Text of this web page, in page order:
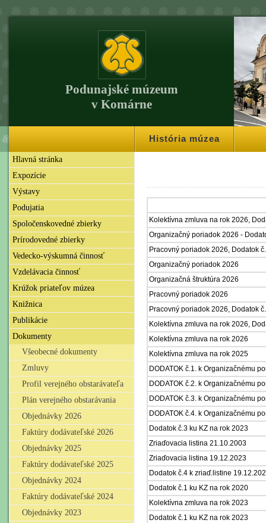
Podunajské múzeum
v Komárne
História múzea
Hlavná stránka
Expozície
Výstavy
Podujatia
Spoločenskovedné zbierky
Prírodovedné zbierky
Vedecko-výskumná činnosť
Vzdelávacia činnosť
Krúžok priateľov múzea
Knižnica
Publikácie
Dokumenty
Všeobecné dokumenty
Zmluvy
Profil verejného obstarávateľa
Plán verejného obstarávania
Objednávky 2026
Faktúry dodávateľské 2026
Objednávky 2025
Faktúry dodávateľské 2025
Objednávky 2024
Faktúry dodávateľské 2024
Objednávky 2023
Kolektívna zmluva na rok 2026,
Organizačný poriadok 2026 -
Pracovný poriadok 2026, Dodatok
Organizačný poriadok 2026
Organizačná štruktúra 2026
Pracovný poriadok 2026
Pracovný poriadok 2026, Dodatok
Kolektívna zmluva na rok 2026,
Kolektívna zmluva na rok 2026
Kolektívna zmluva na rok 2025
DODATOK č.1. k Organizačnému
DODATOK č.2. k Organizačnému
DODATOK č.3. k Organizačnému
DODATOK č.4. k Organizačnému
Dodatok č.3 ku KZ na rok 2023
Zriaďovacia listina 21.10.2003
Zriaďovacia listina 19.12.2023
Dodatok č.4 k zriaď.listine
Dodatok č.1 ku KZ na rok 2020
Kolektívna zmluva na rok 2023
Dodatok č.1 ku KZ na rok 2023